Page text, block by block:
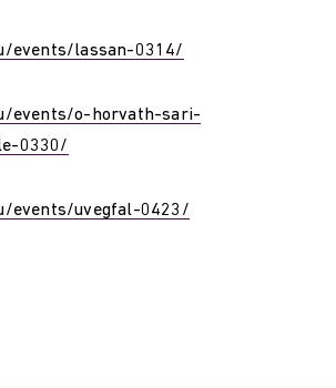
events/lassan-0314/
events/o-horvath-sari-
0330/
events/uvegfal-0423/